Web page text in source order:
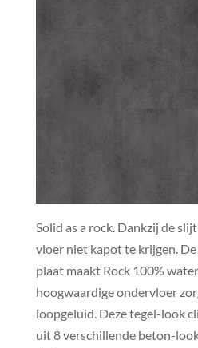
Solid as a rock. Dankzij de
vloer niet kapot te krijgen.
plaat maakt Rock 100%
hoogwaardige ondervloer
loopgeluid. Deze tegel-look
uit 8 verschillende beton-